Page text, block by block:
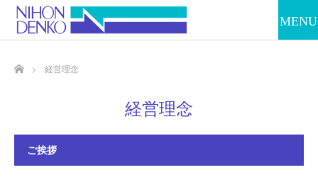
経営理念
経営理念
ご挨拶